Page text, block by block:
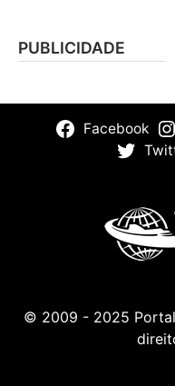
PUBLICIDADE
Facebook
© 2009 - 2025